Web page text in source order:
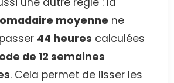
moyenne ne
44 heures calculées
de 12 semaines
. Cela permet de lisser les